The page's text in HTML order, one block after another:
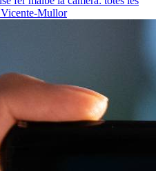
Mullor